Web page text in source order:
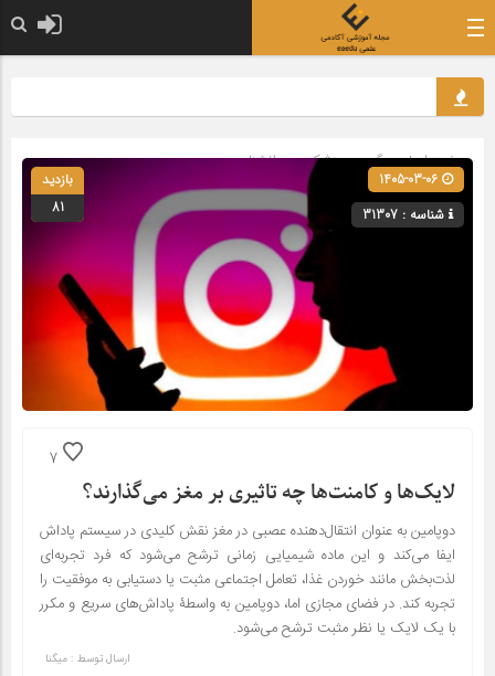
صفحه اصلی» گروه »پزشکی و روانشناسی
شناسه : 31307
بازدید
81
7
لایک‌ها و کامنت‌ها چه تاثیری بر مغز می‌گذارند؟
دوپامین به عنوان انتقال‌دهنده عصبی در مغز نقش کلیدی در سیستم پاداش
ایفا می‌کند و این ماده شیمیایی زمانی ترشح می‌شود که فرد تجربه‌ای
لذت‌بخش مانند خوردن غذا، تعامل اجتماعی مثبت یا دستیابی به موفقیت را
تجربه کند. در فضای مجازی اما، دوپامین به واسطۀ پاداش‌های سریع و مکرر
با یک لایک یا نظر مثبت ترشح می‌شود.
ارسال توسط : میگنا